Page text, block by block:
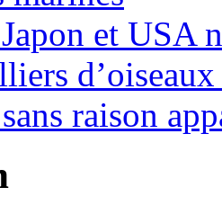
et USA
raison